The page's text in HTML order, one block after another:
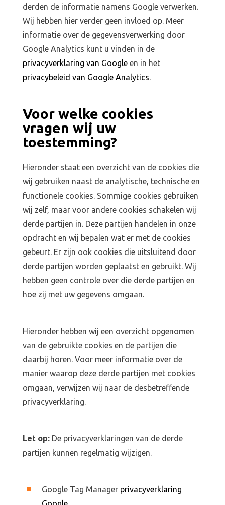
derden de informatie namens Google verwerken.
Wij hebben hier verder geen invloed op. Meer
informatie over de gegevensverwerking door
Google Analytics kunt u vinden in de
privacyverklaring van Google en in het
privacybeleid van Google Analytics
Voor welke cookies
vragen wij uw
toestemming?
Hieronder staat een overzicht van de cookies die
wij gebruiken naast de analytische, technische en
functionele cookies. Sommige cookies gebruiken
wij zelf, maar voor andere cookies schakelen wij
derde partijen in. Deze partijen handelen in onze
opdracht en wij bepalen wat er met de cookies
gebeurt. Er zijn ook cookies die uitsluitend door
derde partijen worden geplaatst en gebruikt. Wij
hebben geen controle over die derde partijen en
hoe zij met uw gegevens omgaan.
Hieronder hebben wij een overzicht opgenomen
van de gebruikte cookies en de partijen die
daarbij horen. Voor meer informatie over de
manier waarop deze derde partijen met cookies
omgaan, verwijzen wij naar de desbetreffende
privacyverklaring.
Let op: De privacyverklaringen van de derde
partijen kunnen regelmatig wijzigen.
Google Tag Manager privacyverklaring